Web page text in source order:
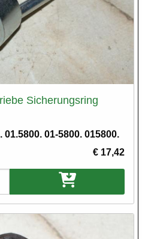
Sicherungsring
01.5800. 01-5800. 015800.
€ 17,42